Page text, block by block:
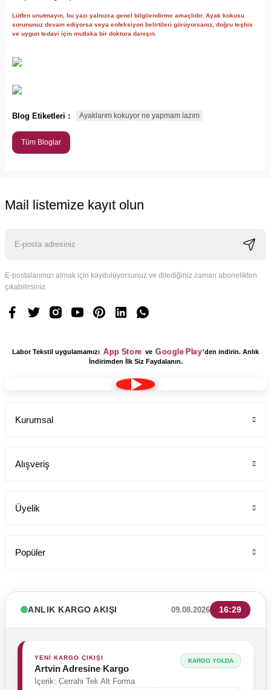
Lütfen unutmayın, bu yazı yalnızca genel bilgilendirme amaçlıdır. Ayak kokusu
sorununuz devam ediyorsa veya enfeksiyon belirtileri görüyorsanız, doğru teşhis
ve uygun tedavi için mutlaka bir doktora danışın.
Blog Etiketleri : Ayaklarım kokuyor ne yapmam lazım
Tüm Bloglar
Mail listemize kayıt olun
E-postalarımızı almak için kaydoluyorsunuz ve dilediğiniz zaman abonelikten
çıkabilirsiniz.
Labor Tekstil uygulamamızı App Store ve Google Play 'den indirin. Anlık
İndirimden İlk Siz Faydalanın.
Kurumsal
Alışveriş
Üyelik
Popüler
ANLIK KARGO AKIŞI 09.08.2026 16:29
YENİ KARGO ÇIKIŞI
Artvin Adresine Kargo
İçerik: Cerrahi Tek Alt Forma
KARGO YOLDA